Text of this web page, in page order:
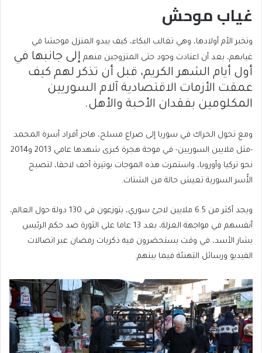
غياب موحش
وتخبر الأم أولادها، وهي تغالب البكاء، كيف يبدو المنزل موحشا في
غيابهم، بعد أن اعتادت وجود حتى المتزوجين منهم إلى جانبها في
أول أيام الشهر الكريم، قبل أن تذكر لهم كيف
عمقت الأزمات الاقتصادية آلام السوريين
المكلومين بفقدان الأحبة والأهل.
ومع تحول الحراك في سوريا إلى صراع مسلح، هاجر أفراد أسرة المحمد
-مثل ملايين السوريين- في موجة هجرة كبرى شهدها عامي 2013 و2014
نحو تركيا وأوروبا، واستمرت هذه الموجات بوتيرة أخف لاحقا، لتصبح
الأُسر السورية تعيش حالة من الشتات.
ويجد أكثر من 6.5 ملايين لاجئ سوري، يتوزعون في 130 دولة حول العالم،
أنفسهم في مواجهة العزلة، بعد 13 عاما على الثورة ضد حكم الرئيس
بشار الأسد، في وقت يستحضرون فيه ذكريات رمضان عبر اتصالات
الفيديو ورسائل التهنئة فيما بينهم.